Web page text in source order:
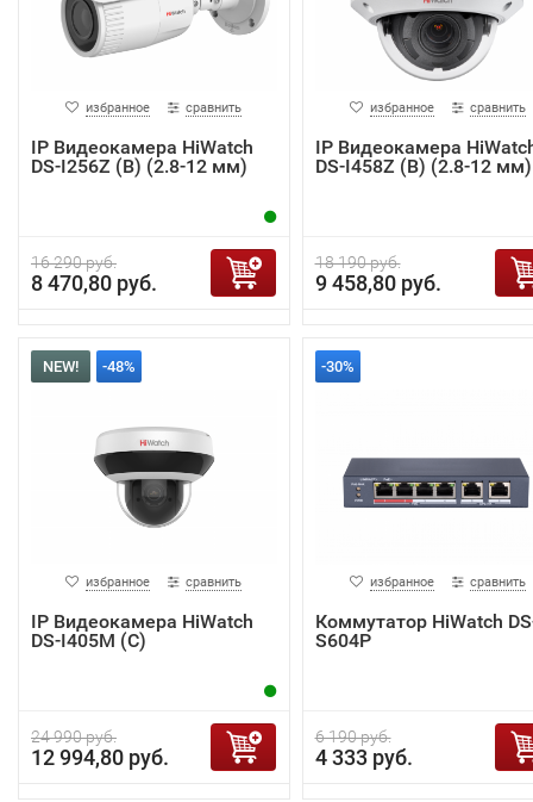
избранное сравнить
IP Видеокамера HiWatch
DS-I256Z (B) (2.8-12 мм)
16 290 руб.
8 470,80 руб.
избранное сравнить
IP Видеокамера
DS-I458Z (B) (2.8-12 мм)
18 190 руб.
9 458,80 руб.
NEW! -48%
избранное сравнить
IP Видеокамера HiWatch
DS-I405M (C)
24 990 руб.
12 994,80 руб.
-30%
избранное сравнить
Коммутатор HiWatch
S604P
6 190 руб.
4 333 руб.